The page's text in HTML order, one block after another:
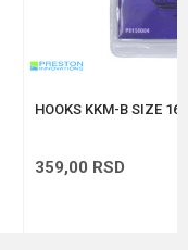
HOOKS KKM-B SIZE 16
359,00 RSD